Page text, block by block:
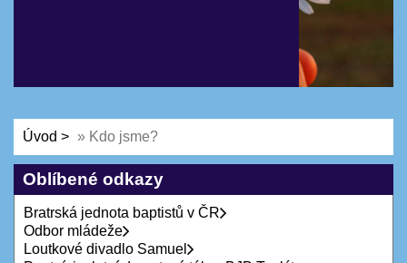
Úvod » Kdo jsme?
Oblíbené odkazy
Bratrská jednota baptistů v ČR
Odbor mládeže
Loutkové divadlo Samuel